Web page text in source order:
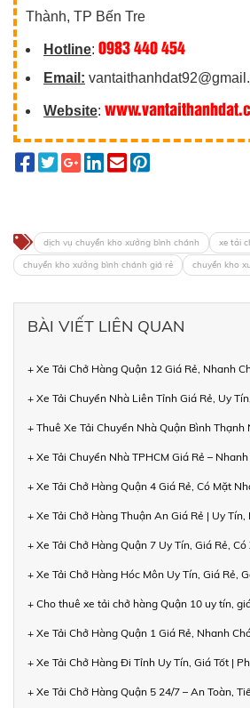
Thành, TP Bến Tre
Hotline: 0983 440 454
Email:
Website:
dịch vụ chuyển kho xưởng bình chánh
xe tải
chuyển kho xưởng bình chánh giá rẻ
chuyển kho
BÀI VIẾT LIÊN QUAN
+ Xe Tải Chở Hàng Quận 12 Giá Rẻ, Nhanh
+ Xe Tải Chuyển Nhà Liên Tỉnh Giá Rẻ, Uy
+ Thuê Xe Tải Chuyển Nhà Quận Bình Thạnh
+ Xe Tải Chuyển Nhà TPHCM Giá Rẻ –
+ Xe Tải Chở Hàng Quận 4 Giá Rẻ, Có Mặt
+ Xe Tải Chở Hàng Thuận An Giá Rẻ | Uy Tín,
+ Xe Tải Chở Hàng Quận 7 Uy Tín, Giá Rẻ,
+ Xe Tải Chở Hàng Hóc Môn Uy Tín, Giá Rẻ,
+ Cho thuê xe tải chở hàng Quận 10 uy tín,
+ Xe Tải Chở Hàng Quận 1 Giá Rẻ, Nhanh
+ Xe Tải Chở Hàng Đi Tỉnh Uy Tín, Giá Tốt |
+ Xe Tải Chở Hàng Quận 5 24/7 – An Toàn,